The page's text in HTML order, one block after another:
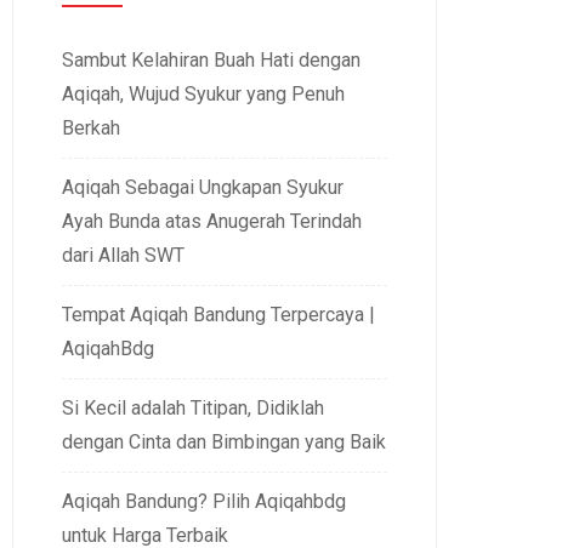
Sambut Kelahiran Buah Hati dengan
Aqiqah, Wujud Syukur yang Penuh
Berkah
Aqiqah Sebagai Ungkapan Syukur
Ayah Bunda atas Anugerah Terindah
dari Allah SWT
Tempat Aqiqah Bandung Terpercaya |
AqiqahBdg
Si Kecil adalah Titipan, Didiklah
dengan Cinta dan Bimbingan yang Baik
Aqiqah Bandung? Pilih Aqiqahbdg
untuk Harga Terbaik